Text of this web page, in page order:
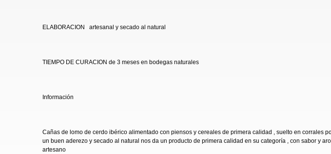
ELABORACION artesanal y secado al natural
TIEMPO DE CURACION de 3 meses en bodegas naturales
Información
Cañas de lomo de cerdo ibérico alimentado con piensos y cereales de primera calidad , suelto en
un buen aderezo y secado al natural nos da un producto de primera calidad en su categoría , con sabor y
artesano